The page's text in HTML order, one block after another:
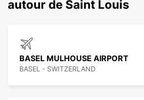
autour de Saint Louis
BASEL MULHOUSE AIRPORT
BASEL - SWITZERLAND